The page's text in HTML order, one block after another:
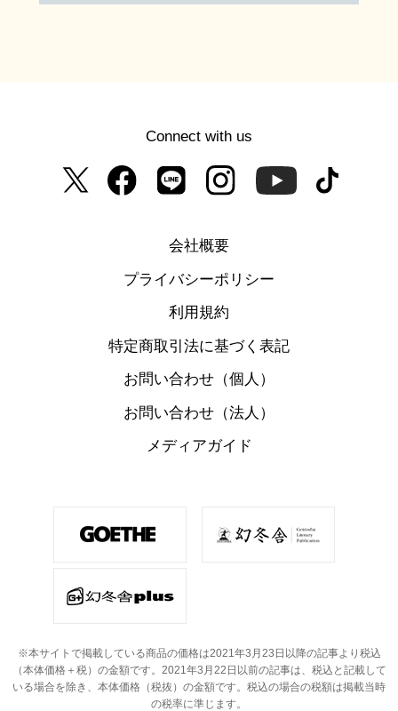
Connect with us
会社概要
プライバシーポリシー
利用規約
特定商取引法に基づく表記
お問い合わせ（個人）
お問い合わせ（法人）
メディアガイド
※本サイトで掲載している商品の価格は2021年3月23日以降の記事より税込
（本体価格＋税）の金額です。 2021年3月22日以前の記事は、税込と記載して
いる場合を除き、本体価格（税抜）の金額です。 税込の場合の税額は掲載当時
の税率に準じます。